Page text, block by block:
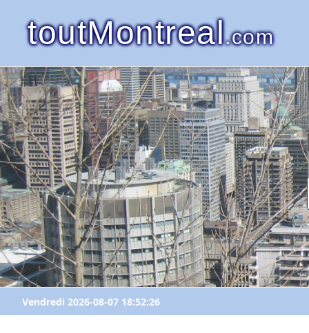
toutMontreal.com
Vendredi 2026-08-07 18:52:26